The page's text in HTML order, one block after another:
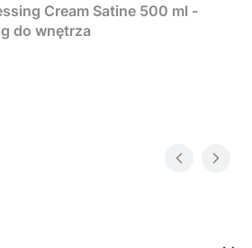
Cream Satine 500 ml -
do wnętrza